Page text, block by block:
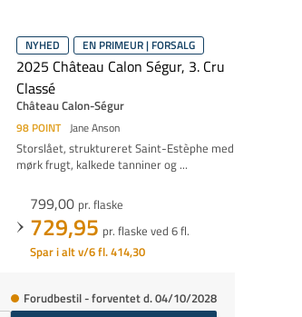
NYHED EN PRIMEUR | FORSALG
2025 Château Calon Ségur, 3. Cru
Classé
Château Calon-Ségur
98 POINT Jane Anson
Storslået, struktureret Saint-Estèphe med
mørk frugt, kalkede tanniner og ...
799,00 pr. flaske
729,95 pr. flaske ved 6 fl.
Spar i alt v/6 fl. 414,30
Forudbestil - forventet d. 04/10/2028